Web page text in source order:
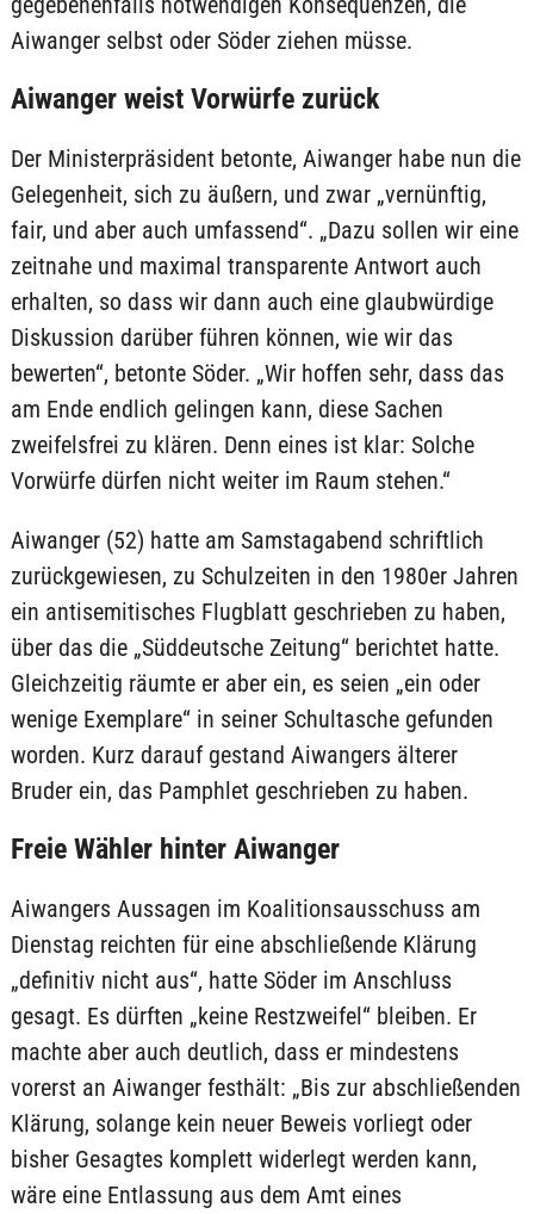
Aiwanger selbst oder Söder ziehen müsse.
Aiwanger weist Vorwürfe zurück
Der Ministerpräsident betonte, Aiwanger habe nun die
Gelegenheit, sich zu äußern, und zwar „vernünftig,
fair, und aber auch umfassend“. „Dazu sollen wir eine
zeitnahe und maximal transparente Antwort auch
erhalten, so dass wir dann auch eine glaubwürdige
Diskussion darüber führen können, wie wir das
bewerten“, betonte Söder. „Wir hoffen sehr, dass das
am Ende endlich gelingen kann, diese Sachen
zweifelsfrei zu klären. Denn eines ist klar: Solche
Vorwürfe dürfen nicht weiter im Raum stehen.“
Aiwanger (52) hatte am Samstagabend schriftlich
zurückgewiesen, zu Schulzeiten in den 1980er Jahren
ein antisemitisches Flugblatt geschrieben zu haben,
über das die „Süddeutsche Zeitung“ berichtet hatte.
Gleichzeitig räumte er aber ein, es seien „ein oder
wenige Exemplare“ in seiner Schultasche gefunden
worden. Kurz darauf gestand Aiwangers älterer
Bruder ein, das Pamphlet geschrieben zu haben.
Freie Wähler hinter Aiwanger
Aiwangers Aussagen im Koalitionsausschuss am
Dienstag reichten für eine abschließende Klärung
„definitiv nicht aus“, hatte Söder im Anschluss
gesagt. Es dürften „keine Restzweifel“ bleiben. Er
machte aber auch deutlich, dass er mindestens
vorerst an Aiwanger festhält: „Bis zur abschließenden
Klärung, solange kein neuer Beweis vorliegt oder
bisher Gesagtes komplett widerlegt werden kann,
wäre eine Entlassung aus dem Amt eines